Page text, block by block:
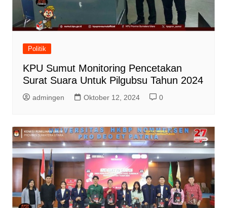
Politik
KPU Sumut Monitoring Pencetakan
Surat Suara Untuk Pilgubsu Tahun 2024
admingen Oktober 12, 2024 0